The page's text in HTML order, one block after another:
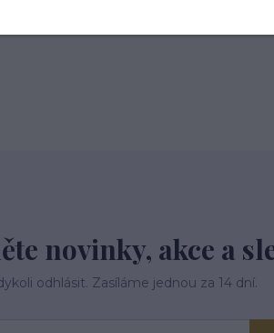
37821
novinky, akce a
odhlásit. Zasíláme jednou za 14 dní.